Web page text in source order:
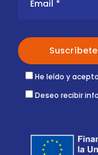
He leído y
Deseo recibir